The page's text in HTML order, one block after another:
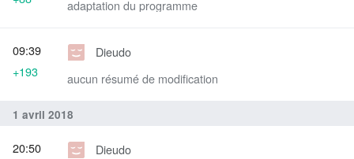
adaptation du programme
Dieudo
aucun résumé de modification
09:39
+193
1 avril 2018
Dieudo
20:50